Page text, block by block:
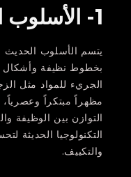
1- الأسلوب الحديث:
يتسم الأسلوب الحديث
بخطوط نظيفة وأشكال
الجريء للمواد مثل
مظهراً مبتكراً
التوازن بين الوظيفة
التكنولوجيا الحديثة
والتكييف.